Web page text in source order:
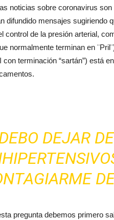
noticias sobre coronavirus
difundido mensajes sugiriendo
control de la presión arterial,
normalmente terminan en
con terminación “sartán”) está
DEJAR
pregunta debemos primero